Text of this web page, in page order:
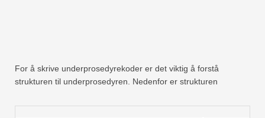
For å skrive underprosedyrekoder er det viktig å forstå
strukturen til underprosedyren. Nedenfor er strukturen